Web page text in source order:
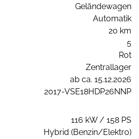
Geländewagen
Automatik
20 km
5
Rot
Zentrallager
ab ca. 15.12.2026
2017-VSE18HDP26NNP
116 kW / 158 PS
Hybrid (Benzin/Elektro)